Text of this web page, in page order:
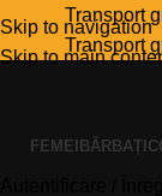
Skip to navigation
Skip to main
Transport
Transport
FEMEI BĂRBAȚI